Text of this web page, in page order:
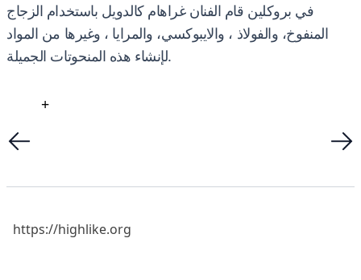
في بروكلين قام الفنان غراهام كالدويل باستخدام الزجاج
المنفوخ، والفولاذ ، والايبوكسي، والمرايا ، وغيرها من المواد
لإنشاء هذه المنحوتات الجميلة.
+
https://highlike.org